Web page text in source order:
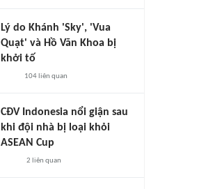
Lý do Khánh 'Sky', 'Vua
Quạt' và Hồ Văn Khoa bị
khởi tố
104liên quan
CĐV Indonesia nổi giận sau
khi đội nhà bị loại khỏi
ASEAN Cup
2 liên quan